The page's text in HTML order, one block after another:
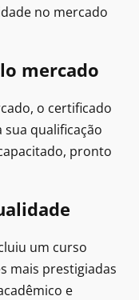
no mercado
mercado
o certificado
sua qualificação
pronto
um curso
mais prestigiadas
e